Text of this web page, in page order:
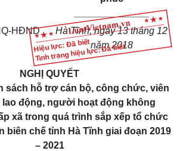
Hiệu lực: Đã biết
Tình trạng hiệu lực: Đã biết
______________
HĐND
Hà Tĩnh, ngày 13 tháng 12
năm 2018
NGHỊ QUYẾT
sách hỗ trợ cán bộ, công chức, viên
động, người hoạt động không
xã trong quá trình sắp xếp tổ chức
biên chế tỉnh Hà Tĩnh giai đoạn 2019
– 2021